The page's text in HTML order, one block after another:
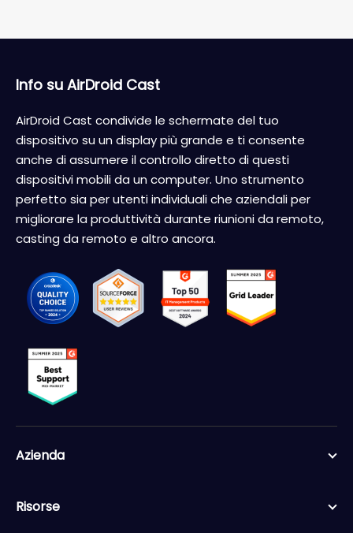
Info su AirDroid Cast
AirDroid Cast condivide le schermate del tuo
dispositivo su un display più grande e ti consente
anche di assumere il controllo diretto di questi
dispositivi mobili da un computer. Uno strumento
perfetto sia per utenti individuali che aziendali per
migliorare la produttività durante riunioni da remoto,
casting da remoto e altro ancora.
Azienda
Risorse